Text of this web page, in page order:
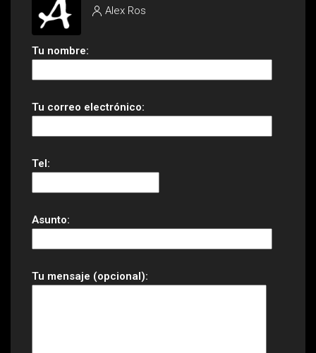
Alex Ros
Tu nombre:
Tu correo electrónico:
Tel:
Asunto:
Tu mensaje (opcional):